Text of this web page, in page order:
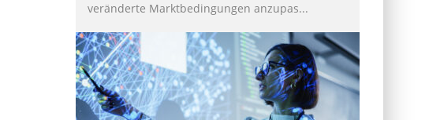
veränderte Marktbedingungen anzupas...